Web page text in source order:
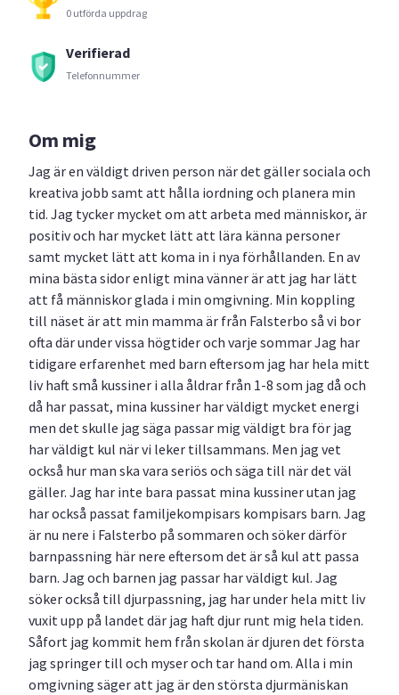
0 utförda uppdrag
Verifierad
Telefonnummer
Om mig
Jag är en väldigt driven person när det gäller sociala och
kreativa jobb samt att hålla iordning och planera min
tid. Jag tycker mycket om att arbeta med människor, är
positiv och har mycket lätt att lära känna personer
samt mycket lätt att koma in i nya förhållanden. En av
mina bästa sidor enligt mina vänner är att jag har lätt
att få människor glada i min omgivning. Min koppling
till näset är att min mamma är från Falsterbo så vi bor
ofta där under vissa högtider och varje sommar Jag har
tidigare erfarenhet med barn eftersom jag har hela mitt
liv haft små kussiner i alla åldrar från 1-8 som jag då och
då har passat, mina kussiner har väldigt mycket energi
men det skulle jag säga passar mig väldigt bra för jag
har väldigt kul när vi leker tillsammans. Men jag vet
också hur man ska vara seriös och säga till när det väl
gäller. Jag har inte bara passat mina kussiner utan jag
har också passat familjekompisars kompisars barn. Jag
är nu nere i Falsterbo på sommaren och söker därför
barnpassning här nere eftersom det är så kul att passa
barn. Jag och barnen jag passar har väldigt kul. Jag
söker också till djurpassning, jag har under hela mitt liv
vuxit upp på landet där jag haft djur runt mig hela tiden.
Såfort jag kommit hem från skolan är djuren det första
jag springer till och myser och tar hand om. Alla i min
omgivning säger att jag är den största djurmäniskan